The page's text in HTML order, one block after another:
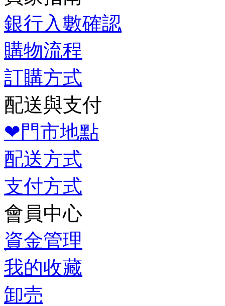
銀行入數確認
購物流程
訂購方式
配送與支付
❤門市地點
配送方式
支付方式
會員中心
資金管理
我的收藏
卸売